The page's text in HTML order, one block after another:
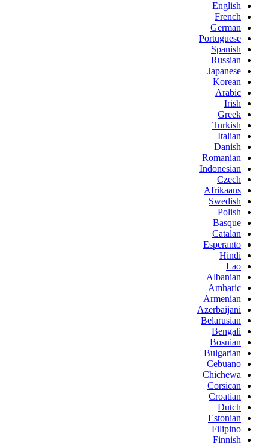
English
French
German
Portuguese
Spanish
Russian
Japanese
Korean
Arabic
Irish
Greek
Turkish
Italian
Danish
Romanian
Indonesian
Czech
Afrikaans
Swedish
Polish
Basque
Catalan
Esperanto
Hindi
Lao
Albanian
Amharic
Armenian
Azerbaijani
Belarusian
Bengali
Bosnian
Bulgarian
Cebuano
Chichewa
Corsican
Croatian
Dutch
Estonian
Filipino
Finnish